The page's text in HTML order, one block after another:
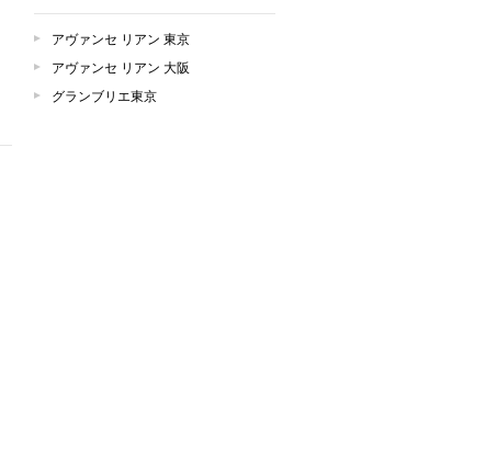
アヴァンセ リアン 東京
アヴァンセ リアン 大阪
グランブリエ東京